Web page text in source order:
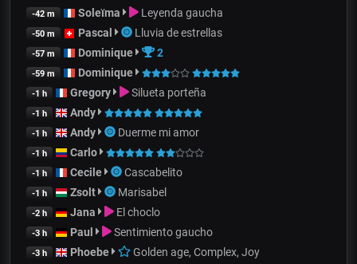
-42 m Soleïma Leyenda gaucha
-50 m Pascal Lluvia de estrellas
-57 m Dominique 2
-59 m Dominique
-1 h Gregory Silueta porteña
-1 h Andy
-1 h Andy Duerme mi amor
-1 h Carlo
-1 h Cecile Cascabelito
-1 h Zsolt Marisabel
-2 h Jana El choclo
-3 h Paul Sentimiento gaucho
-3 h Phoebe Golden age, Complex, Joy